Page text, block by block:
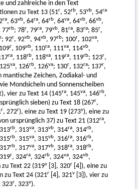
und zahlreiche in den Text
zu Text 13 (51r, 52rb, 53vb, 54ra
ra, 63vb, 64ra, 64rb, 64va, 64vb, 66vb,
77rb; 78r, 79ra, 79vb, 81ra, 83ra; 85r,
; 92r, 92vb, 94vb, 97rb; 100r, 102va,
r, 109vb, 110ra, 111va, 114vb,
ra, 118rb, 118va, 119ra, 119rb; 123r,
va, 126rb, 126va; 130r, 132ra; 137r,
mantische Zeichen, Zodiakal- und
Mondsicheln und Sonnenscheiben
vier zu Text 14 (145ra, 145va, 146rb,
sieben) zu Text 18 (267r,
r, 272r), eine zu Text 19 (273v), eine zu
ursprünglich 37) zu Text 21 (312ra,
rb, 313va, 313vb, 314ra, 314rb,
rb, 315va, 315vb, 316ra, 316rb,
rb, 317va, 317vb, 318ra, 318rb,
r, 324ra, 324rb, 324va, 324vb,
zu Text 22 (319v [3], 320r
[4]), eine zu
zu Text 24 (321r [4], 321v
[3]), vier zu
323r, 323v).